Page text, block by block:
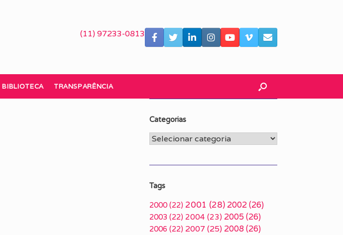
(11) 97233-0813
BIBLIOTECA TRANSPARÊNCIA
Categorias
Categorias
Tags
2000 (22) 2001 (28) 2002(26)
2003 (22) 2004 (23) 2005 (26)
2006 (22) 2007 (25) 2008(26)